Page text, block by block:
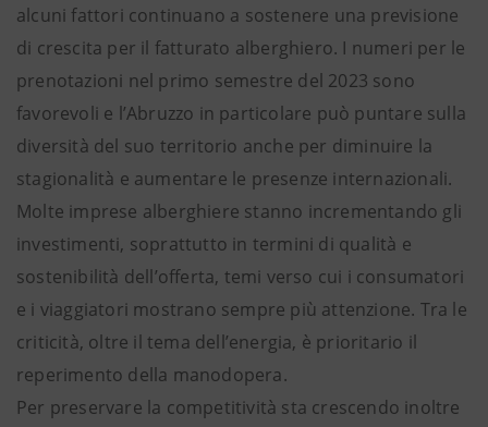
alcuni fattori continuano a sostenere una previsione
di crescita per il fatturato alberghiero. I numeri per le
prenotazioni nel primo semestre del 2023 sono
favorevoli e l’Abruzzo in particolare può puntare sulla
diversità del suo territorio anche per diminuire la
stagionalità e aumentare le presenze internazionali.
Molte imprese alberghiere stanno incrementando gli
investimenti, soprattutto in termini di qualità e
sostenibilità dell’offerta, temi verso cui i consumatori
e i viaggiatori mostrano sempre più attenzione. Tra le
criticità, oltre il tema dell’energia, è prioritario il
reperimento della manodopera.
Per preservare la competitività sta crescendo inoltre